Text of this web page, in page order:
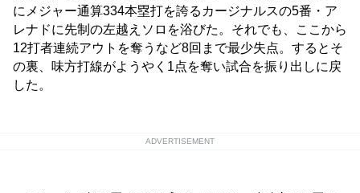
にメジャー通算334本塁打を誇るカージナルスの5番・ア
レナドに先制の左越えソロを浴びた。それでも、ここから
12打者連続アウトを奪うなど8回まで最少失点。するとそ
の裏、味方打線がようやく1点を奪い試合を振り出しに戻
した。
ADVERTISEMENT